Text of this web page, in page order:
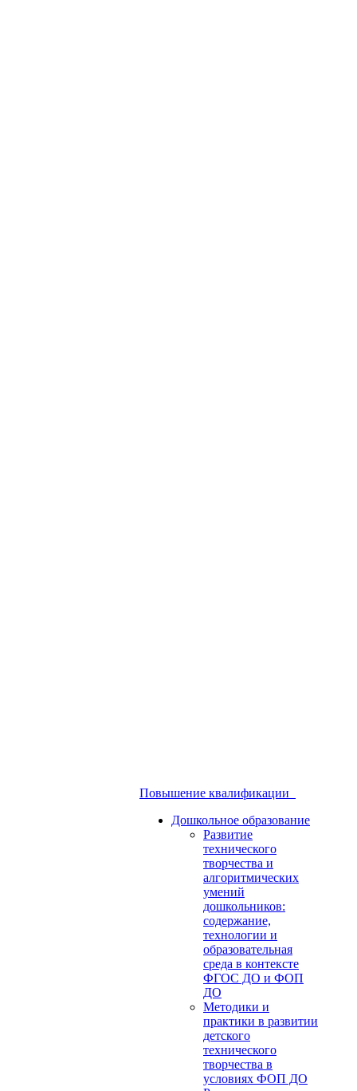
Повышение квалификации
Дошкольное образование
Развитие
технического
творчества и
алгоритмических
умений
дошкольников:
содержание,
технологии и
образовательная
среда в контексте
ФГОС ДО и ФОП
ДО
Методики и
практики в развитии
детского
технического
творчества в
условиях ФОП ДО